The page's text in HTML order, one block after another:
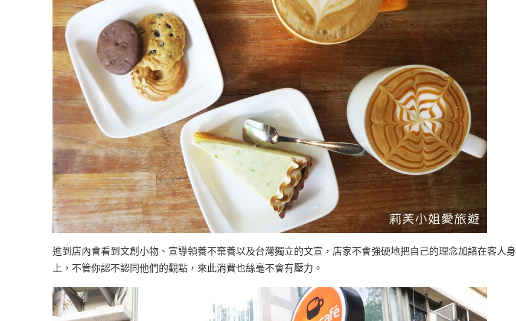
進到店內會看到文創小物、宣導領養不棄養以及台灣獨立的文宣，店家不會強硬地把自己的理念加諸在客人身
上，不管你認不認同他們的觀點，來此消費也絲毫不會有壓力。